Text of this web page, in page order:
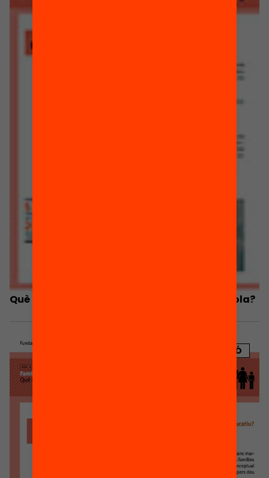
Què estan fent les famílies per millorar l’escola?
PUBLICACIÓ